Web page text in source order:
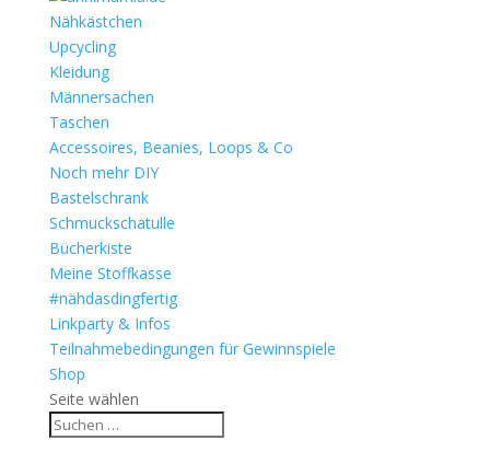
Nähkästchen
Upcycling
Kleidung
Männersachen
Taschen
Accessoires, Beanies, Loops & Co
Noch mehr DIY
Bastelschrank
Schmuckschatulle
Bücherkiste
Meine Stoffkasse
#nähdasdingfertig
Linkparty & Infos
Teilnahmebedingungen für Gewinnspiele
Shop
Seite wählen